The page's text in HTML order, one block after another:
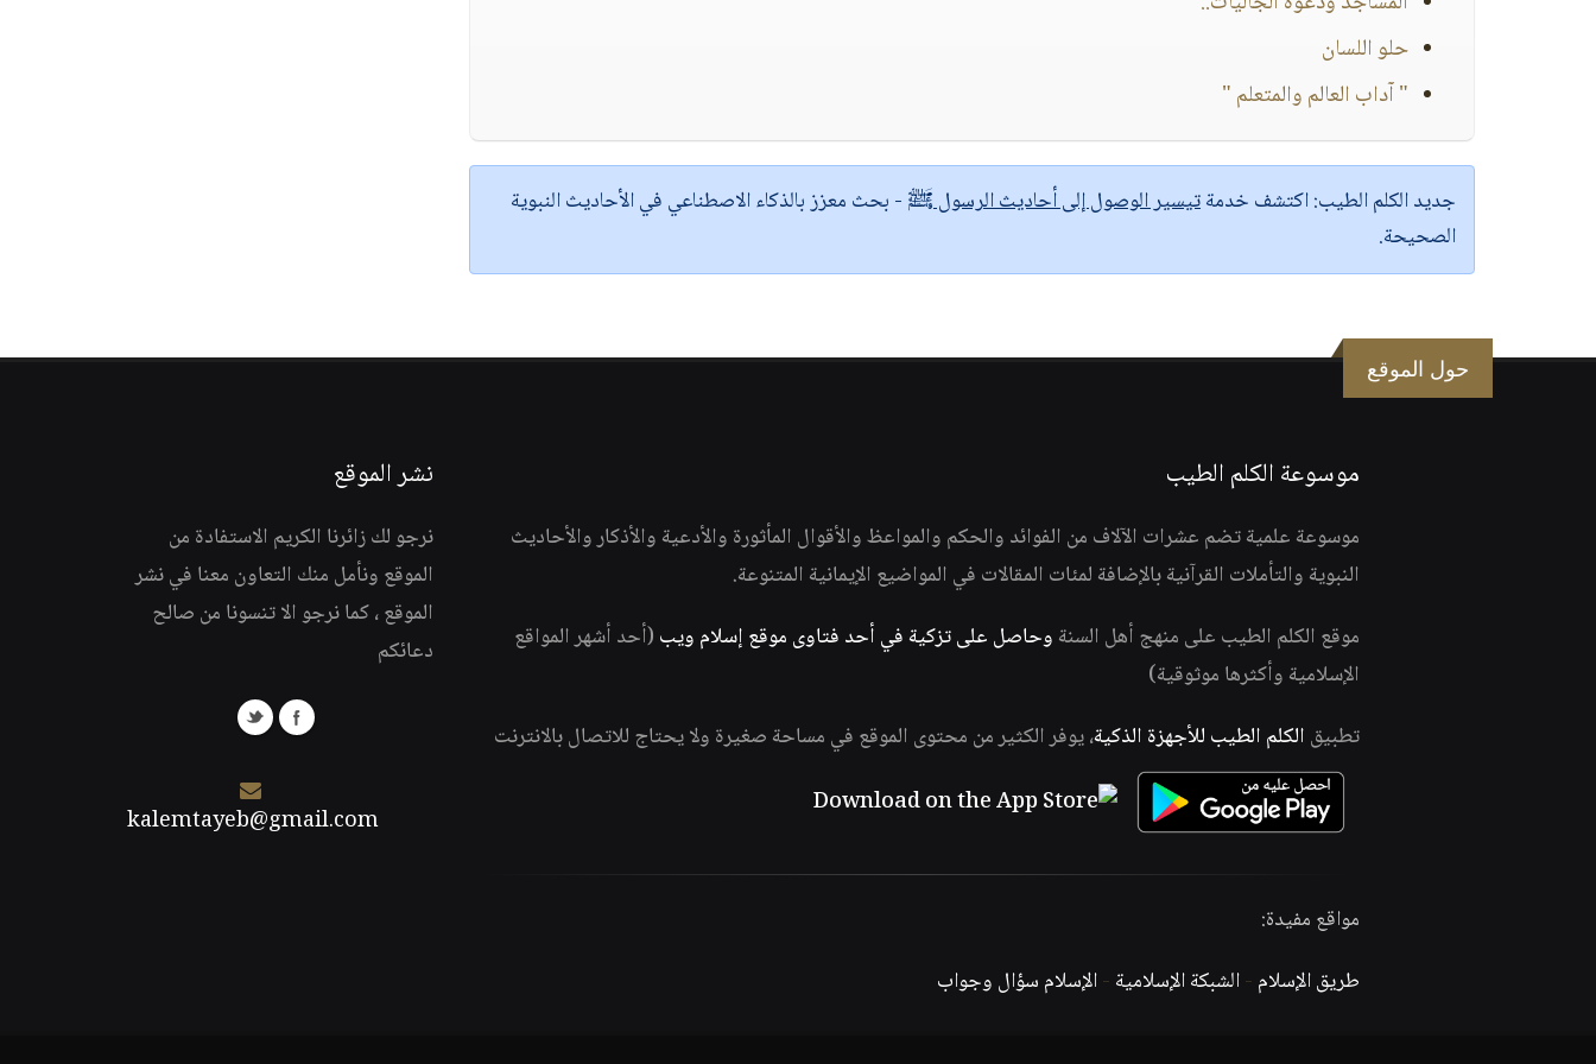
حلو اللسان
" آداب العالم والمتعلم "
جديد الكلم الطيب:اكتشف خدمةتيسير الوصول إلى أحاديث الرسول ﷺ - بحث معزز بالذكاء الاصطناعي في الأحاديث النبوية
الصحيحة.
حول الموقع
موسوعة الكلم الطيب
موسوعة علمية تضم عشرات الآلاف من الفوائد والحكم والمواعظ والأقوال المأثورة والأدعية والأذكار والأحاديث
النبوية والتأملات القرآنية بالإضافة لمئات المقالات في المواضيع الإيمانية المتنوعة.
موقع الكلم الطيب على منهج أهل السنة وحاصل على تزكية في أحد فتاوى موقع إسلام ويب (أحد أشهر المواقع
الإسلامية وأكثرها موثوقية)
تطبيق الكلم الطيب للأجهزة الذكية، يوفر الكثير من محتوى الموقع في مساحة صغيرة ولا يحتاج للاتصال بالانترنت
مواقع مفيدة:
طريق الإسلام -الشبكة الإسلامية -الإسلام سؤال وجواب
نشر الموقع
نرجو لك زائرنا الكريم الاستفادة من
الموقع ونأمل منك التعاون معنا في نشر
الموقع ، كما نرجو الا تنسونا من صالح
دعائكم
kalemtayeb@gmail.com